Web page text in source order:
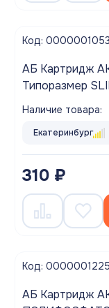
Код:
АБ Картридж АКВАБРАЙТ КОМБИ-10 УГОЛЬНЫЙ
Типоразмер
Наличие товара:
Екатеринбург
310 ₽
Код:
АБ Картридж АКВАБРАЙТ КФС-10 с